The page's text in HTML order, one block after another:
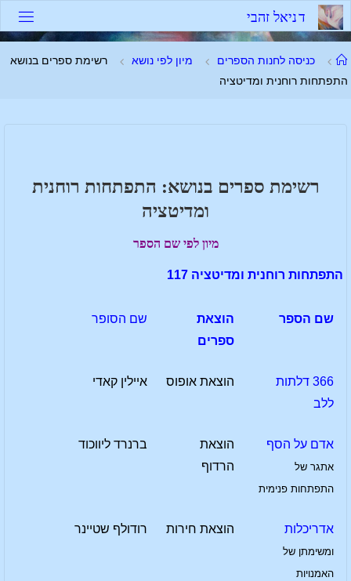
דלגו
לתוכן
דניאל זהבי
עמוד
ראשי
כניסה לחנות הספרים מיון לפי נושא
רשימת ספרים בנושא
התפתחות רוחנית ומדיטציה
רשימת ספרים בנושא: התפתחות רוחנית
ומדיטציה
מיון לפי שם הספר
התפתחות רוחנית ומדיטציה 117
שם הספר
הוצאת
ספרים
שם הסופר
366 דלתות
ללב
הוצאת אופוס איילין קאדי
אדם על הסף
אתגר של
התפתחות פנימית
הוצאת
הרדוף
ברנרד ליווכוד
אדריכלות
ומשימתן של
האמנויות
הוצאת חירות רודולף שטיינר